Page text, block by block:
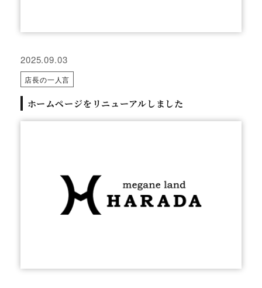
2025.09.03
店長の一人言
ホームページをリニューアルしました